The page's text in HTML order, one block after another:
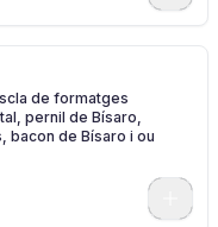
de formatges
pernil de Bísaro,
bacon de Bísaro i ou